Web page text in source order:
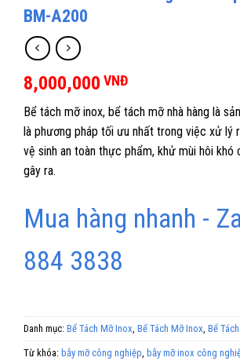
BM-A200
8,000,000 VNĐ
Bể tách mỡ inox, bể tách mỡ nhà hàng là
là phương pháp tối ưu nhất trong việc xử lý
vệ sinh an toàn thực phẩm, khử mùi hôi khó
gây ra.
Mua hàng nhanh -
884 3838
Danh mục: Bể Tách Mỡ Inox Bể Tách Mỡ Inox Bể
Từ khóa: bẫy mỡ công nghiệp bẫy mỡ inox công